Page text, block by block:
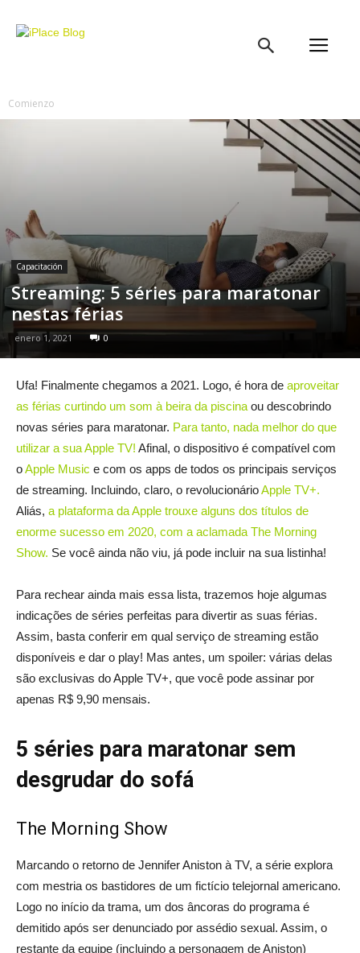
Comienzo
Capacitación
Streaming: 5 séries para maratonar
nestas férias
enero 1, 2021 0
Ufa! Finalmente chegamos a 2021. Logo, é hora de aproveitar
as férias curtindo um som à beira da piscina ou descobrindo
novas séries para maratonar. Para tanto, nada melhor do que
utilizar a sua Apple TV! Afinal, o dispositivo é compatível com
oApple Music e com os apps de todos os principais serviços
de streaming. Incluindo, claro, o revolucionárioApple TV+.
Aliás, a plataforma da Apple trouxe alguns dos títulos de
enorme sucesso em 2020, com a aclamada The Morning
Show. Se você ainda não viu, já pode incluir na sua listinha!
Para rechear ainda mais essa lista, trazemos hoje algumas
indicações de séries perfeitas para divertir as suas férias.
Assim, basta conferir em qual serviço de streaming estão
disponíveis e dar o play! Mas antes, um spoiler: várias delas
são exclusivas do Apple TV+, que você pode assinar por
apenas R$ 9,90 mensais.
5 séries para maratonar sem
desgrudar do sofá
The Morning Show
Marcando o retorno de Jennifer Aniston à TV, a série explora
com mestria os bastidores de um fictício telejornal americano.
Logo no início da trama, um dos âncoras do programa é
demitido após ser denunciado por assédio sexual. Assim, o
restante da equipe (incluindo a personagem de Aniston)